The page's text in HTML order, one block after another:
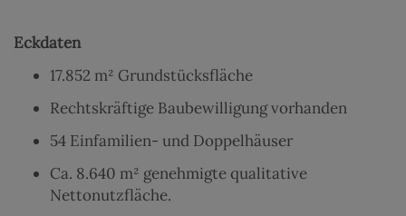
Eckdaten
17.852 m² Grundstücksfläche
Rechtskräftige Baubewilligung vorhanden
54 Einfamilien- und Doppelhäuser
Ca. 8.640 m² genehmigte qualitative
Nettonutzfläche.